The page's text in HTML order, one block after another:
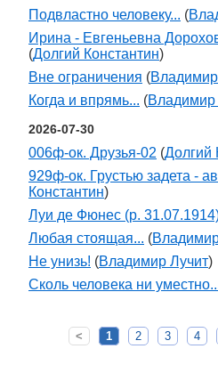
Подвластно человеку... (
Ирина - Евгеньевна
(Долгий Константин)
Вне ограничения (
Когда и впрямь... (Владимир
2026-07-30
006ф-ок. Друзья-02 (Долгий
929ф-ок. Грустью задета -
Константин)
Луи де Фюнес (р.
Любая стоящая... (
Не унизь! (Владимир Лучит)
Сколь человека ни
< 1 2 3 4